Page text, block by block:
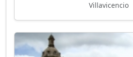
Villavicencio